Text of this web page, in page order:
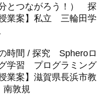
とつながろう！） 探
業案】私立 三輪田学
時間 / 探究 Spheroロ
学習 プログラミング
業案】滋賀県長浜市教
敦規